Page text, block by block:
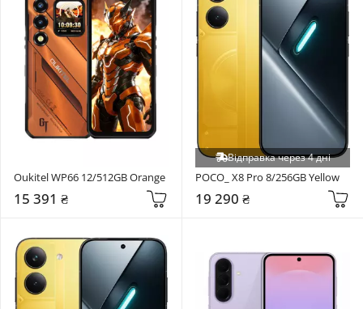
Oukitel WP66 12/512GB Orange
15 391 ₴
Відправка через 4 дні
POCO_ X8 Pro 8/256GB Yellow
19 290 ₴